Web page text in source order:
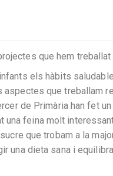
que hem
els hàbits
aspectes que treballam
de Primària han fet
feina molt
que trobam a la
una dieta sana i